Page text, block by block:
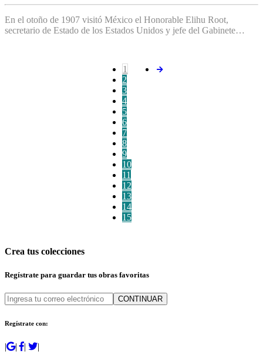
En el otoño de 1907 visitó México el Honorable Elihu Root,
secretario de Estado de los Estados Unidos y jefe del Gabinete…
1
2
3
4
5
6
7
8
9
10
11
12
13
14
15
Crea tus colecciones
Regístrate para guardar tus obras favoritas
CONTINUAR
Regístrate con:
| | | |